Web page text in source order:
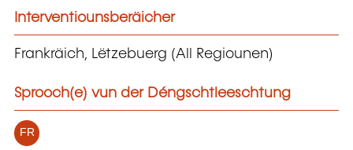
Interventiounsberäicher
Frankräich, Lëtzebuerg (All Regiounen)
Sprooch(e) vun der Déngschtleeschtung
FR